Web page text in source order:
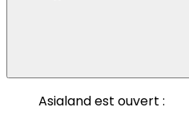
Asialand est ouvert :